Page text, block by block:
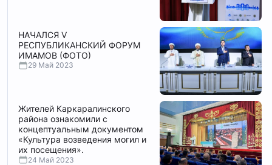
НАЧАЛСЯ V
РЕСПУБЛИКАНСКИЙ ФОРУМ
ИМАМОВ (ФОТО)
29 Май 2023
Жителей Каркаралинского
района ознакомили с
концептуальным документом
«Культура возведения могил и
их посещения».
24 Май 2023